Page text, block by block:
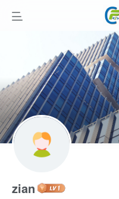
zian